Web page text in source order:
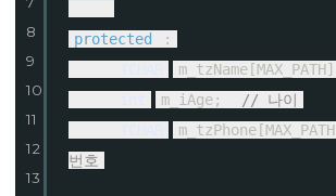
8
9
10
11
12
13
protected
:
m_iAge;
// 나이
번호